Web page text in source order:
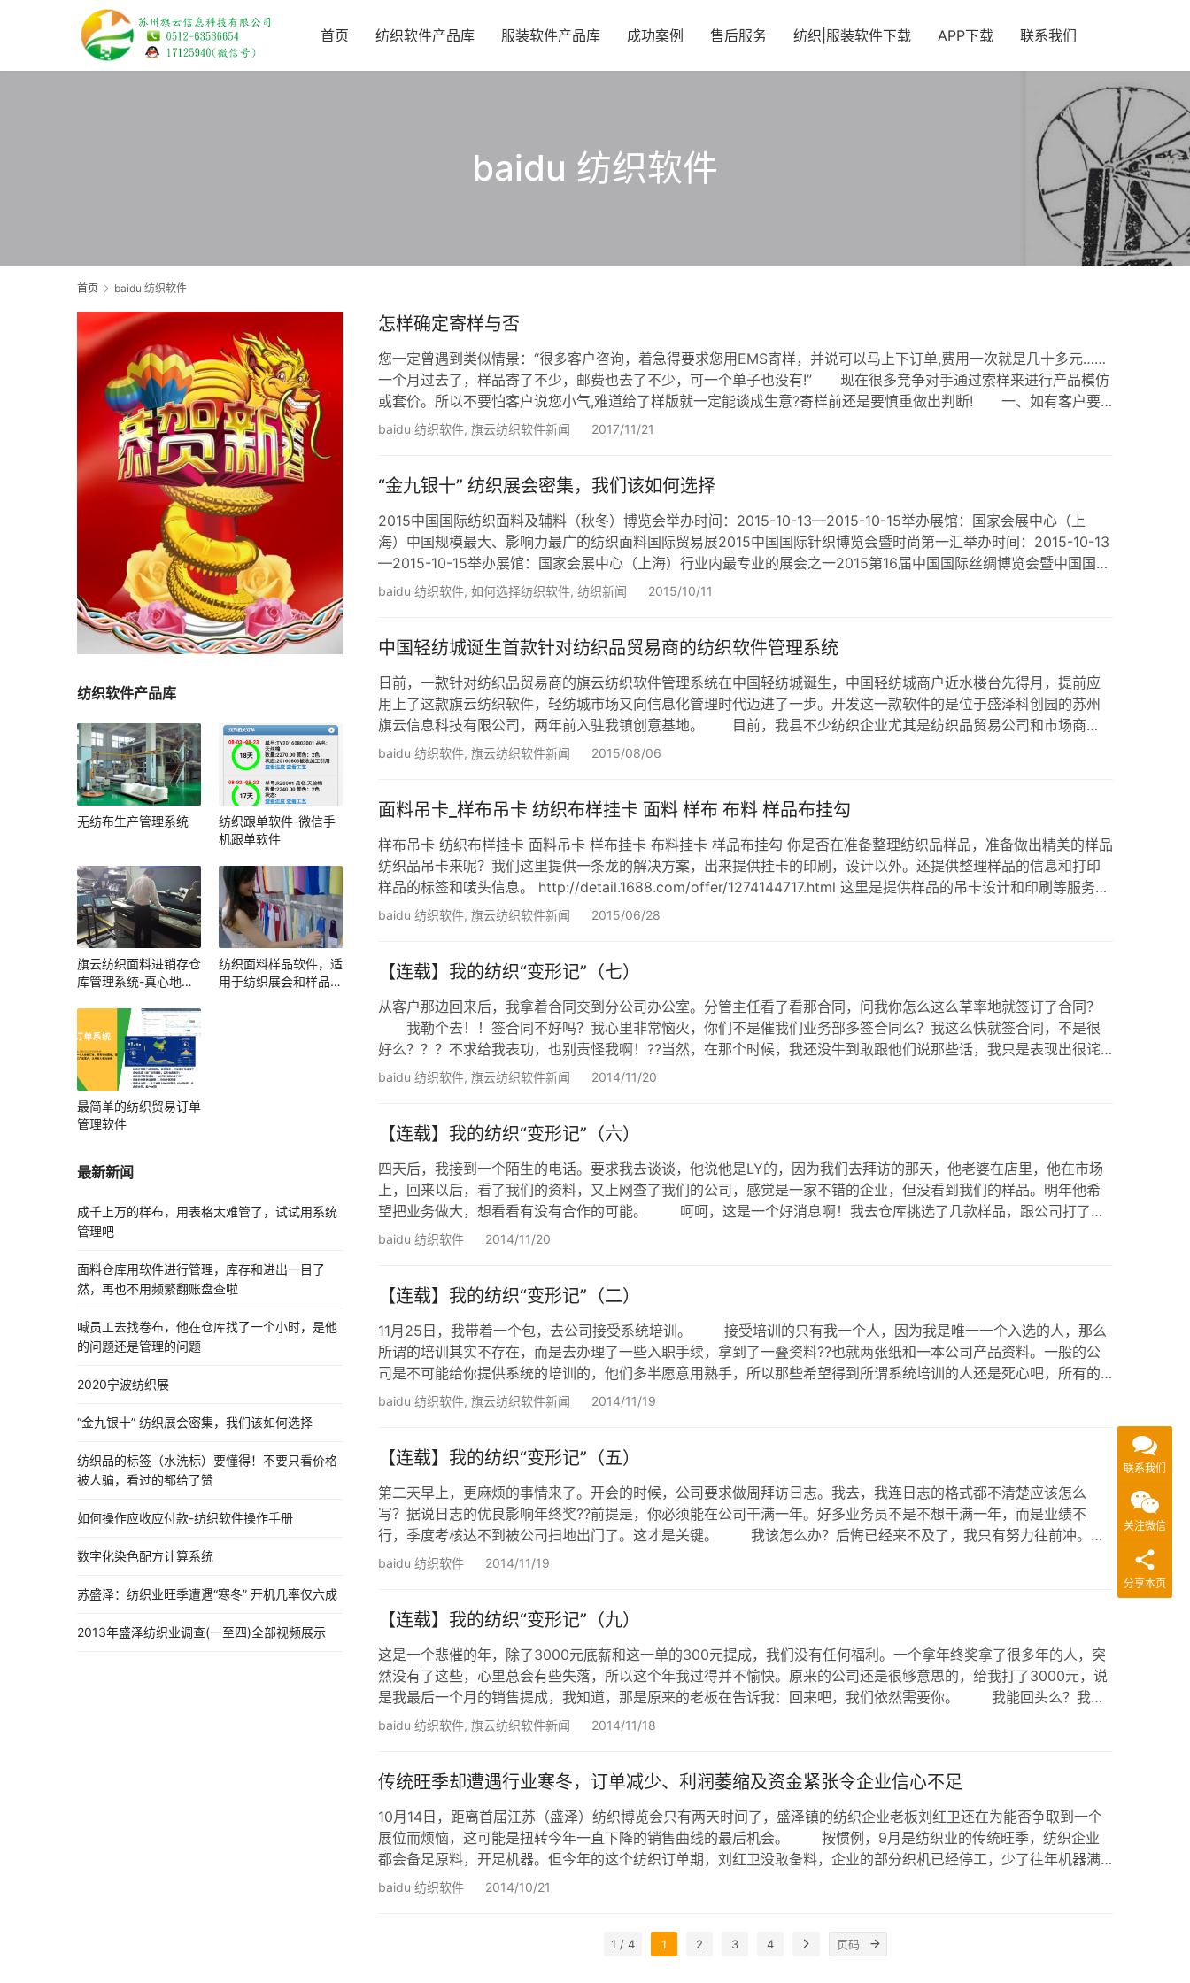
首页 纺织软件产品库 服装软件产品库 成功案例 售后服务 纺织|服装软件下载 APP下载 联系我们
baidu 纺织软件
首页 baidu 纺织软件
怎样确定寄样与否
您一定曾遇到类似情景：“很多客户咨询，着急得要求您用EMS寄样，并说可以马上下订单,费用一次就是几十多元……
一个月过去了，样品寄了不少，邮费也去了不少，可一个单子也没有!” 现在很多竞争对手通过索样来进行产品模仿
或套价。所以不要怕客户说您小气,难道给了样版就一定能谈成生意?寄样前还是要慎重做出判断! 一、如有客户要
求样品，您首先要详细了解对方相关资料，验明身份。 1、要求对方传真公司资料、公司营业执照，并注意传真件
baidu 纺织软件, 旗云纺织软件新闻 2017/11/21
“金九银十” 纺织展会密集，我们该如何选择
2015中国国际纺织面料及辅料（秋冬）博览会举办时间：2015-10-13—2015-10-15举办展馆：国家会展中心（上
海）中国规模最大、影响力最广的纺织面料国际贸易展2015中国国际针织博览会暨时尚第一汇举办时间：2015-10-13
—2015-10-15举办展馆：国家会展中心（上海）行业内最专业的展会之一2015第16届中国国际丝绸博览会暨中国国际
女装展览会举办时间：2015-10-23—2015-10-25举办展馆：浙江世贸国际展览中心国内最专业的展会…
baidu 纺织软件, 如何选择纺织软件, 纺织新闻 2015/10/11
中国轻纺城诞生首款针对纺织品贸易商的纺织软件管理系统
日前，一款针对纺织品贸易商的旗云纺织软件管理系统在中国轻纺城诞生，中国轻纺城商户近水楼台先得月，提前应
用上了这款旗云纺织软件，轻纺城市场又向信息化管理时代迈进了一步。开发这一款软件的是位于盛泽科创园的苏州
旗云信息科技有限公司，两年前入驻我镇创意基地。 目前，我县不少纺织企业尤其是纺织品贸易公司和市场商
户，虽然生意做得很大，年销售过亿元，但却一直用原始的手工笔记方式管理企业业务。去年6月始，旗云科技有限公
baidu 纺织软件, 旗云纺织软件新闻 2015/08/06
面料吊卡_样布吊卡 纺织布样挂卡 面料 样布 布料 样品布挂勾
样布吊卡 纺织布样挂卡 面料吊卡 样布挂卡 布料挂卡 样品布挂勾 你是否在准备整理纺织品样品，准备做出精美的样品
纺织品吊卡来呢？我们这里提供一条龙的解决方案，出来提供挂卡的印刷，设计以外。还提供整理样品的信息和打印
样品的标签和唛头信息。 http://detail.1688.com/offer/1274144717.html 这里是提供样品的吊卡设计和印刷等服务。
样布吊卡软件，纺织品样品管理软件请访问下面链接。 http://www.fzerp.net/products/barc…
baidu 纺织软件, 旗云纺织软件新闻 2015/06/28
【连载】我的纺织“变形记”（七）
从客户那边回来后，我拿着合同交到分公司办公室。分管主任看了看那合同，问我你怎么这么草率地就签订了合同？
我勒个去！！签合同不好吗？我心里非常恼火，你们不是催我们业务部多签合同么？我这么快就签合同，不是很
好么？？？不求给我表功，也别责怪我啊！??当然，在那个时候，我还没牛到敢跟他们说那些话，我只是表现出很诧
异的样子。 还好，我们老总进来了，他跟我说，我们公司虽然一直在开发客户，但是，我们对客户是有要求的，
baidu 纺织软件, 旗云纺织软件新闻 2014/11/20
【连载】我的纺织“变形记”（六）
四天后，我接到一个陌生的电话。要求我去谈谈，他说他是LY的，因为我们去拜访的那天，他老婆在店里，他在市场
上，回来以后，看了我们的资料，又上网查了我们的公司，感觉是一家不错的企业，但没看到我们的样品。明年他希
望把业务做大，想看看有没有合作的可能。 呵呵，这是一个好消息啊！我去仓库挑选了几款样品，跟公司打了个
报告就出发了。 开车近两个小时，赶到客户那里。第一次见到了他。他大约40多岁，看起来很精明的样子。虽然
baidu 纺织软件 2014/11/20
【连载】我的纺织“变形记”（二）
11月25日，我带着一个包，去公司接受系统培训。 接受培训的只有我一个人，因为我是唯一一个入选的人，那么
所谓的培训其实不存在，而是去办理了一些入职手续，拿到了一叠资料??也就两张纸和一本公司产品资料。一般的公
司是不可能给你提供系统的培训的，他们多半愿意用熟手，所以那些希望得到所谓系统培训的人还是死心吧，所有的
一切不能靠别人，只能靠自己自学和感悟。 第二天，我就开着我的车去我的地盘洽谈客户了。当然，惯例是一个
baidu 纺织软件, 旗云纺织软件新闻 2014/11/19
【连载】我的纺织“变形记”（五）
第二天早上，更麻烦的事情来了。开会的时候，公司要求做周拜访日志。我去，我连日志的格式都不清楚应该怎么
写？据说日志的优良影响年终奖??前提是，你必须能在公司干满一年。好多业务员不是不想干满一年，而是业绩不
行，季度考核达不到被公司扫地出门了。这才是关键。 我该怎么办？后悔已经来不及了，我只有努力往前冲。我
没有退路。 会后，我找同事拿来了他们之前的报表格式，依样画葫芦地做了报表。做了一整天，才把42个客户的
baidu 纺织软件 2014/11/19
【连载】我的纺织“变形记”（九）
这是一个悲催的年，除了3000元底薪和这一单的300元提成，我们没有任何福利。一个拿年终奖拿了很多年的人，突
然没有了这些，心里总会有些失落，所以这个年我过得并不愉快。原来的公司还是很够意思的，给我打了3000元，说
是我最后一个月的销售提成，我知道，那是原来的老板在告诉我：回来吧，我们依然需要你。 我能回头么？我还
可以回头么？？ 年后，我学会了自己琢磨。有一天我在想，如果我能全面地、大范围地通知我的客户，我这里有
baidu 纺织软件, 旗云纺织软件新闻 2014/11/18
传统旺季却遭遇行业寒冬，订单减少、利润萎缩及资金紧张令企业信心不足
10月14日，距离首届江苏（盛泽）纺织博览会只有两天时间了，盛泽镇的纺织企业老板刘红卫还在为能否争取到一个
展位而烦恼，这可能是扭转今年一直下降的销售曲线的最后机会。 按惯例，9月是纺织业的传统旺季，纺织企业
都会备足原料，开足机器。但今年的这个纺织订单期，刘红卫没敢备料，企业的部分织机已经停工，少了往年机器满
负荷运转时的紧张场面。 “家纺面料的传统旺季一般从9月下旬开始，但到目前订单还很少。与去年同期相比，最
baidu 纺织软件 2014/10/21
1 / 4 1 2 3 4
纺织软件产品库
无纺布生产管理系统
纺织跟单软件-微信手
机跟单软件
旗云纺织面料进销存仓
库管理系统-真心地管
纺织面料样品软件，适
用于纺织展会和样品展
最简单的纺织贸易订单
管理软件
最新新闻
成千上万的样布，用表格太难管了，试试用系统
管理吧
面料仓库用软件进行管理，库存和进出一目了
然，再也不用频繁翻账盘查啦
喊员工去找卷布，他在仓库找了一个小时，是他
的问题还是管理的问题
2020宁波纺织展
“金九银十” 纺织展会密集，我们该如何选择
纺织品的标签（水洗标）要懂得！不要只看价格
被人骗，看过的都给了赞
如何操作应收应付款-纺织软件操作手册
数字化染色配方计算系统
苏盛泽：纺织业旺季遭遇“寒冬” 开机几率仅六成
2013年盛泽纺织业调查(一至四)全部视频展示
联系我们
关注微信
分享本页